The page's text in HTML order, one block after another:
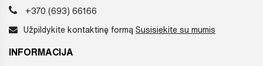
+370 (693) 66166
Užpildykite kontaktinę formą Susisiekite su mumis
INFORMACIJA